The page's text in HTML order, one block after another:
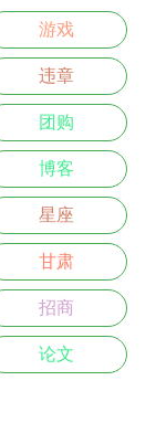
游戏
违章
团购
博客
星座
甘肃
招商
论文